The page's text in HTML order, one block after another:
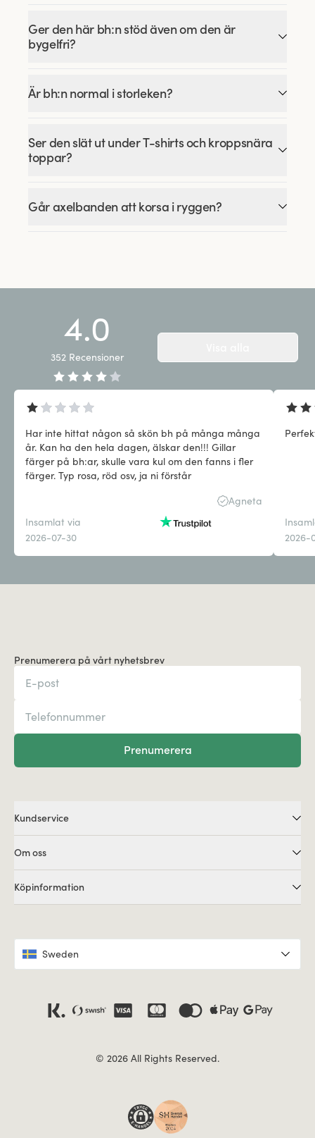
Ger den här bh:n stöd även om den är
bygelfri?
Är bh:n normal i storleken?
Ser den slät ut under T-shirts och kroppsnära
toppar?
Går axelbanden att korsa i ryggen?
4.0
352 Recensioner
Har inte hittat någon så skön bh på många många
år. Kan ha den hela dagen, älskar den!!! Gillar
färger på bh:ar, skulle vara kul om den fanns i fler
färger. Typ rosa, röd osv, ja ni förstår
Agneta
Insamlat via
2026-07-30
2026-
Prenumerera på vårt nyhetsbrev
Prenumerera
© 2026 All Rights Reserved.
Kundservice
Om oss
Köpinformation
Sweden